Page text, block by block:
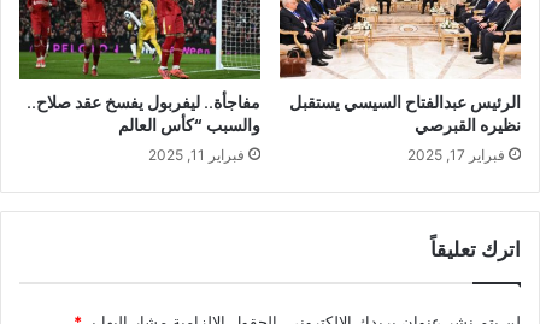
الرئيس عبدالفتاح السيسي يستقبل
نظيره القبرصي
فبراير 17, 2025
مفاجأة.. ليفربول يفسخ عقد صلاح..
والسبب “كأس العالم
فبراير 11, 2025
اترك تعليقاً